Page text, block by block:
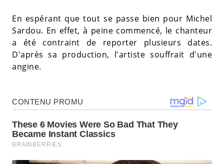
En espérant que tout se passe bien pour Michel
Sardou. En effet, à peine commencé, le chanteur
a été contraint de reporter plusieurs dates.
D'après sa production, l'artiste souffrait d'une
angine.